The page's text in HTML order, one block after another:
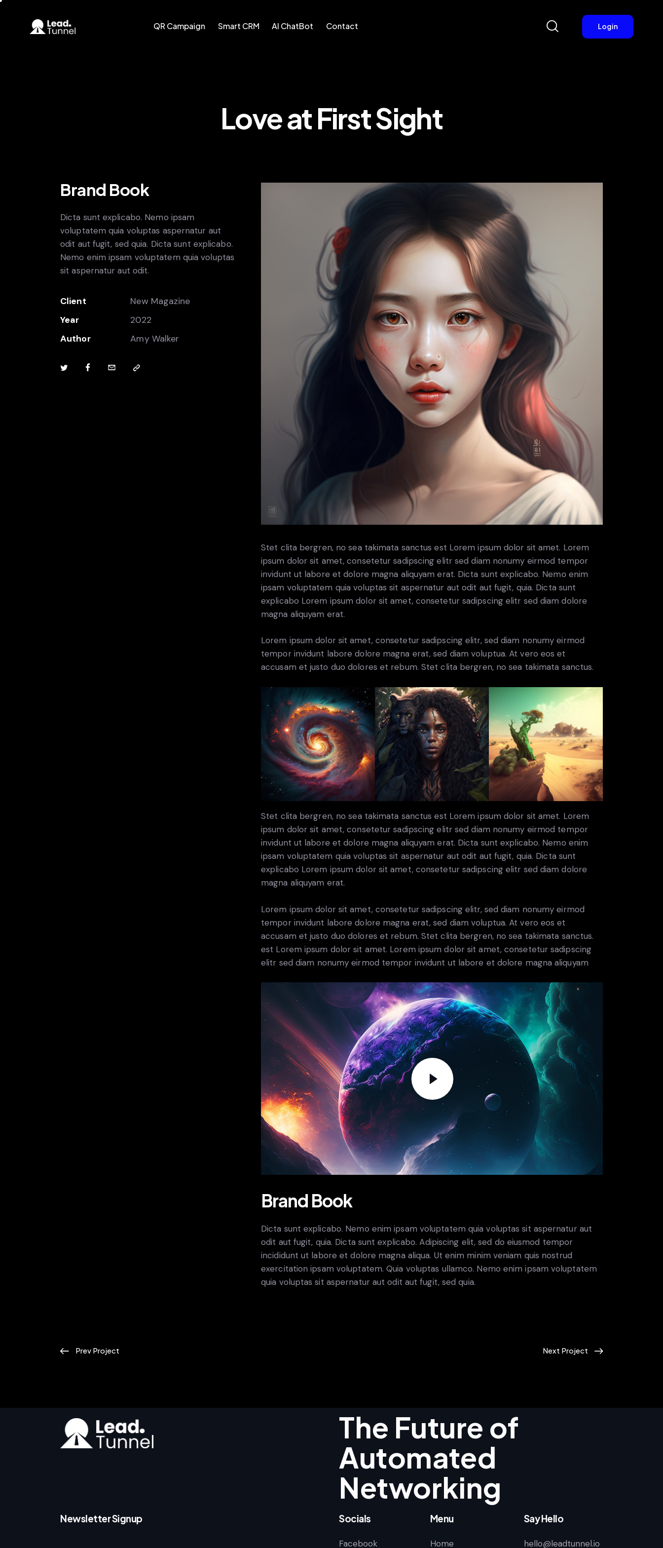
QR Campaign Smart CRM AI ChatBot Contact Login
Love at First Sight
Brand Book
Dicta sunt explicabo. Nemo ipsam
voluptatem quia voluptas aspernatur aut
odit aut fugit, sed quia. Dicta sunt explicabo.
Nemo enim ipsam voluptatem quia voluptas
sit aspernatur aut odit.
Client
New Magazine
Year
2022
Author
Amy Walker
Stet clita bergren, no sea takimata sanctus est Lorem ipsum dolor sit amet. Lorem
ipsum dolor sit amet, consetetur sadipscing elitr sed diam nonumy eirmod tempor
invidunt ut labore et dolore magna aliquyam erat. Dicta sunt explicabo. Nemo enim
ipsam voluptatem quia voluptas sit aspernatur aut odit aut fugit, quia. Dicta sunt
explicabo Lorem ipsum dolor sit amet, consetetur sadipscing elitr sed diam dolore
magna aliquyam erat.
Lorem ipsum dolor sit amet, consetetur sadipscing elitr, sed diam nonumy eirmod
tempor invidunt labore dolore magna erat, sed diam voluptua. At vero eos et
accusam et justo duo dolores et rebum. Stet clita bergren, no sea takimata sanctus.
Stet clita bergren, no sea takimata sanctus est Lorem ipsum dolor sit amet. Lorem
ipsum dolor sit amet, consetetur sadipscing elitr sed diam nonumy eirmod tempor
invidunt ut labore et dolore magna aliquyam erat. Dicta sunt explicabo. Nemo enim
ipsam voluptatem quia voluptas sit aspernatur aut odit aut fugit, quia. Dicta sunt
explicabo Lorem ipsum dolor sit amet, consetetur sadipscing elitr sed diam dolore
magna aliquyam erat.
Lorem ipsum dolor sit amet, consetetur sadipscing elitr, sed diam nonumy eirmod
tempor invidunt labore dolore magna erat, sed diam voluptua. At vero eos et
accusam et justo duo dolores et rebum. Stet clita bergren, no sea takimata sanctus.
est Lorem ipsum dolor sit amet. Lorem ipsum dolor sit amet, consetetur sadipscing
elitr sed diam nonumy eirmod tempor invidunt ut labore et dolore magna aliquyam
Brand Book
Dicta sunt explicabo. Nemo enim ipsam voluptatem quia voluptas sit aspernatur aut
odit aut fugit, quia. Dicta sunt explicabo. Adipiscing elit, sed do eiusmod tempor
incididunt ut labore et dolore magna aliqua. Ut enim minim veniam quis nostrud
exercitation ipsam voluptatem. Quia voluptas ullamco. Nemo enim ipsam voluptatem
quia voluptas sit aspernatur aut odit aut fugit, sed quia.
Prev Project Next Project
The Future of
Automated
Networking
Newsletter Signup Socials
Facebook
Menu
Home
Say Hello
hello@leadtunnel.io